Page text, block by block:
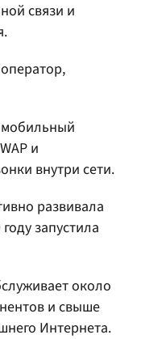
связи и
мобильный
и
внутри сети.
развивала
запустила
около
и свыше
Интернета.